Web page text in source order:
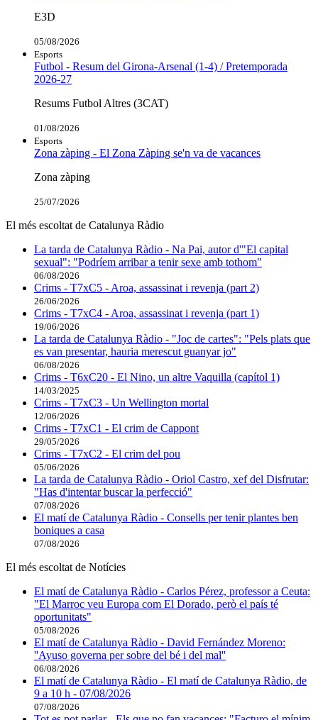
E3D
05/08/2026
Esports
Futbol - Resum del Girona-Arsenal (1-4) / Pretemporada
2026-27
Resums Futbol Altres (3CAT)
01/08/2026
Esports
Zona zàping - El Zona Zàping se'n va de vacances
Zona zàping
25/07/2026
El més escoltat de Catalunya Ràdio
La tarda de Catalunya Ràdio - Na Pai, autor d'"El capital
sexual": "Podríem arribar a tenir sexe amb tothom"
06/08/2026
Crims - T7xC5 - Aroa, assassinat i revenja (part 2)
26/06/2026
Crims - T7xC4 - Aroa, assassinat i revenja (part 1)
19/06/2026
La tarda de Catalunya Ràdio - "Joc de cartes": "Pels plats que
es van presentar, hauria merescut guanyar jo"
06/08/2026
Crims - T6xC20 - El Nino, un altre Vaquilla (capítol 1)
14/03/2025
Crims - T7xC3 - Un Wellington mortal
12/06/2026
Crims - T7xC1 - El crim de Cappont
29/05/2026
Crims - T7xC2 - El crim del pou
05/06/2026
La tarda de Catalunya Ràdio - Oriol Castro, xef del Disfrutar:
"Has d'intentar buscar la perfecció"
07/08/2026
El matí de Catalunya Ràdio - Consells per tenir plantes ben
boniques a casa
07/08/2026
El més escoltat de Notícies
El matí de Catalunya Ràdio - Carlos Pérez, professor a Ceuta:
"El Marroc veu Europa com El Dorado, però el país té
oportunitats"
05/08/2026
El matí de Catalunya Ràdio - David Fernández Moreno:
''Ayuso governa per sobre del bé i del mal''
06/08/2026
El matí de Catalunya Ràdio - El matí de Catalunya Ràdio, de
9 a 10 h - 07/08/2026
07/08/2026